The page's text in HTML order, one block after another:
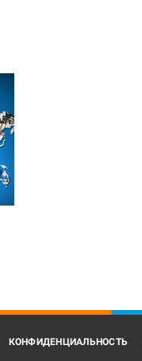
КОНФИДЕНЦИАЛЬНОСТЬ